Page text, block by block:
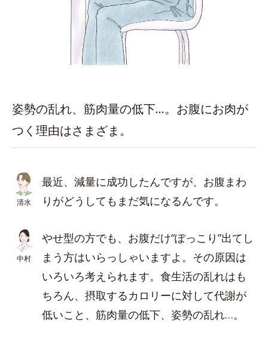
姿勢の乱れ、筋肉量の低下…。お腹にお肉が
つく理由はさまざま。
清水
最近、減量に成功したんですが、お腹まわ
りがどうしてもまだ気になるんです。
中村
やせ型の方でも、お腹だけ“ぽっこり”出てし
まう方はいらっしゃいますよ。その原因は
いろいろ考えられます。食生活の乱れはも
ちろん、摂取するカロリーに対して代謝が
低いこと、筋肉量の低下、姿勢の乱れ…。